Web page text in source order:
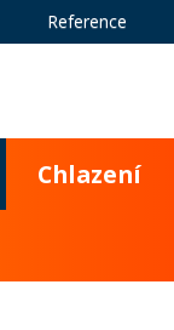
Reference
Chlazení